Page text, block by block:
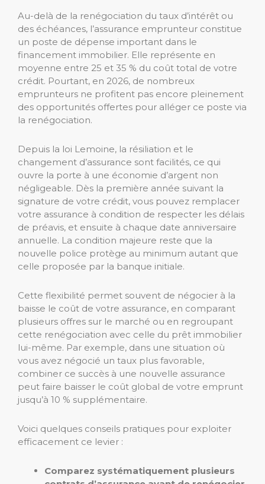
Au-delà de la renégociation du taux d’intérêt ou
des échéances, l’assurance emprunteur constitue
un poste de dépense important dans le
financement immobilier. Elle représente en
moyenne entre 25 et 35 % du coût total de votre
crédit. Pourtant, en 2026, de nombreux
emprunteurs ne profitent pas encore pleinement
des opportunités offertes pour alléger ce poste via
la renégociation.
Depuis la loi Lemoine, la résiliation et le
changement d’assurance sont facilités, ce qui
ouvre la porte à une économie d’argent non
négligeable. Dès la première année suivant la
signature de votre crédit, vous pouvez remplacer
votre assurance à condition de respecter les délais
de préavis, et ensuite à chaque date anniversaire
annuelle. La condition majeure reste que la
nouvelle police protège au minimum autant que
celle proposée par la banque initiale.
Cette flexibilité permet souvent de négocier à la
baisse le coût de votre assurance, en comparant
plusieurs offres sur le marché ou en regroupant
cette renégociation avec celle du prêt immobilier
lui-même. Par exemple, dans une situation où
vous avez négocié un taux plus favorable,
combiner ce succès à une nouvelle assurance
peut faire baisser le coût global de votre emprunt
jusqu’à 10 % supplémentaire.
Voici quelques conseils pratiques pour exploiter
efficacement ce levier :
Comparez systématiquement plusieurs